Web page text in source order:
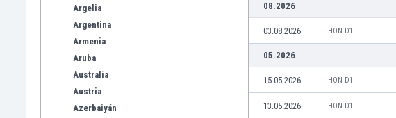
Argelia
Argentina
Armenia
Aruba
Australia
Austria
Azerbaiyán
08.2026
03.08.2026 HON D1
05.2026
15.05.2026 HON D1
13.05.2026 HON D1